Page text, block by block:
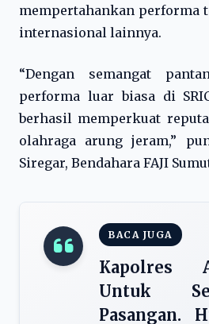
mempertahankan performa
internasional lainnya.
“Dengan semangat
performa luar biasa di
berhasil memperkuat
olahraga arung jeram,”
Siregar, Bendahara FAJI
BACA JUGA
Kapolres
Untuk
Pasangan.